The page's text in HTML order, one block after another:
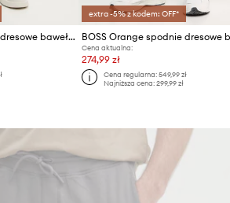
BOSS Orange spodnie dresowe bawełniane
extra -5% z kodem: OFF*
Cena aktualna:
274,99 zł
Cena regularna: 549,99 zł
Najniższa cena: 299,99 zł